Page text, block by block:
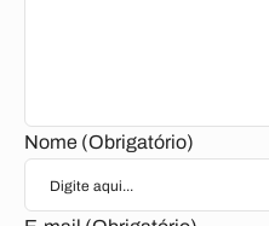
Nome (Obrigatório)